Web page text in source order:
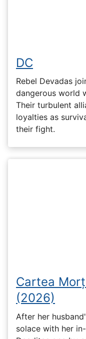
DC
Rebel Devadas
dangerous world
Their turbulent
loyalties as
their fight.
Cartea
(2026)
After her
solace with her